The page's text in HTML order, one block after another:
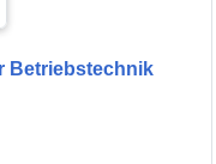
Betriebstechnik